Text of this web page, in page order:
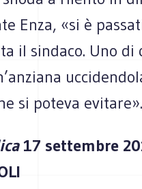
Enza, «si è
il sindaco. Uno
si poteva evitare».
17 settembre